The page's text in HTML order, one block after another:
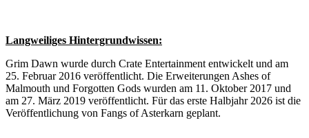
Langweiliges Hintergrundwissen:
Grim Dawn wurde durch Crate Entertainment entwickelt und am
25. Februar 2016 veröffentlicht. Die Erweiterungen Ashes of
Malmouth und Forgotten Gods wurden am 11. Oktober 2017 und
am 27. März 2019 veröffentlicht. Für das erste Halbjahr 2026 ist die
Veröffentlichung von Fangs of Asterkarn geplant.